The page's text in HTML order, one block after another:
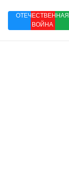
ОТЕЧЕСТВЕННАЯ
ВОЙНА